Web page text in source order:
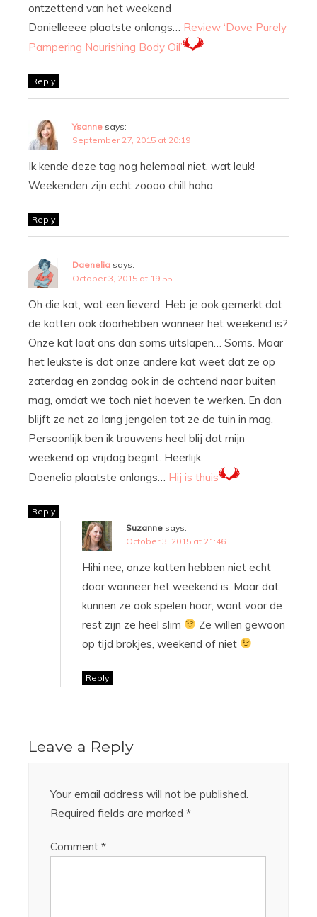
ontzettend van het weekend
Danielleeee plaatste onlangs… Review ‘Dove Purely
Pampering Nourishing Body Oil’
Reply
Ysanne says:
September 27, 2015 at 20:19
Ik kende deze tag nog helemaal niet, wat leuk!
Weekenden zijn echt zoooo chill haha.
Reply
Daenelia says:
October 3, 2015 at 19:55
Oh die kat, wat een lieverd. Heb je ook gemerkt dat
de katten ook doorhebben wanneer het weekend is?
Onze kat laat ons dan soms uitslapen… Soms. Maar
het leukste is dat onze andere kat weet dat ze op
zaterdag en zondag ook in de ochtend naar buiten
mag, omdat we toch niet hoeven te werken. En dan
blijft ze net zo lang jengelen tot ze de tuin in mag.
Persoonlijk ben ik trouwens heel blij dat mijn
weekend op vrijdag begint. Heerlijk.
Daenelia plaatste onlangs… Hij is thuis
Reply
Suzanne says:
October 3, 2015 at 21:46
Hihi nee, onze katten hebben niet echt
door wanneer het weekend is. Maar dat
kunnen ze ook spelen hoor, want voor de
rest zijn ze heel slim
Ze willen gewoon
op tijd brokjes, weekend of niet
Reply
Leave a Reply
Your email address will not be published.
Required fields are marked *
Comment *